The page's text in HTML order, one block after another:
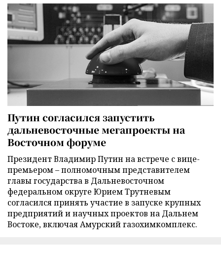
Путин согласился запустить
дальневосточные мегапроекты на
Восточном форуме
Президент Владимир Путин на встрече с вице-
премьером – полномочным представителем
главы государства в Дальневосточном
федеральном округе Юрием Трутневым
согласился принять участие в запуске крупных
предприятий и научных проектов на Дальнем
Востоке, включая Амурский газохимкомплекс.